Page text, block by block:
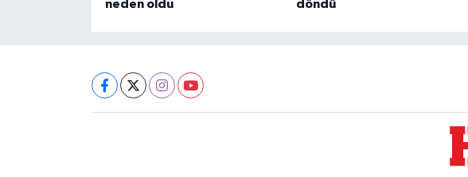
neden oldu
döndü